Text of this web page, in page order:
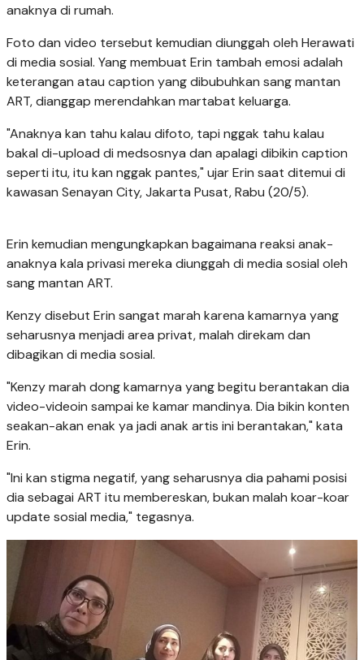
anaknya di rumah.
Foto dan video tersebut kemudian diunggah oleh Herawati
di media sosial. Yang membuat Erin tambah emosi adalah
keterangan atau caption yang dibubuhkan sang mantan
ART, dianggap merendahkan martabat keluarga.
"Anaknya kan tahu kalau difoto, tapi nggak tahu kalau
bakal di-upload di medsosnya dan apalagi dibikin caption
seperti itu, itu kan nggak pantes," ujar Erin saat ditemui di
kawasan Senayan City, Jakarta Pusat, Rabu (20/5).
Erin kemudian mengungkapkan bagaimana reaksi anak-
anaknya kala privasi mereka diunggah di media sosial oleh
sang mantan ART.
Kenzy disebut Erin sangat marah karena kamarnya yang
seharusnya menjadi area privat, malah direkam dan
dibagikan di media sosial.
"Kenzy marah dong kamarnya yang begitu berantakan dia
video-videoin sampai ke kamar mandinya. Dia bikin konten
seakan-akan enak ya jadi anak artis ini berantakan," kata
Erin.
"Ini kan stigma negatif, yang seharusnya dia pahami posisi
dia sebagai ART itu membereskan, bukan malah koar-koar
update sosial media," tegasnya.